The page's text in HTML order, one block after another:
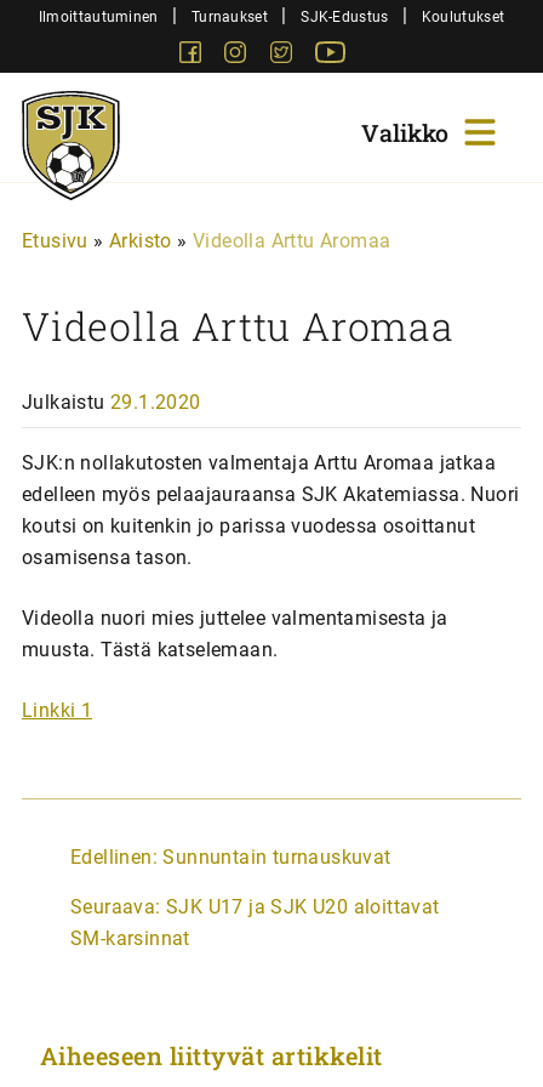
SiirryIlmoittautuminen | Turnaukset | SJK-Edustus | Koulutukset
FacebookInstagram
Twitter
Sjk-
Juniorit
Etusivu » Arkisto » Videolla Arttu Aromaa
Videolla Arttu Aromaa
Julkaistu 29.1.2020
SJK:n nollakutosten valmentaja Arttu Aromaa jatkaa
edelleen myös pelaajauraansa SJK Akatemiassa. Nuori
koutsi on kuitenkin jo parissa vuodessa osoittanut
osamisensa tason.
Videolla nuori mies juttelee valmentamisesta ja
muusta. Tästä katselemaan.
Linkki 1
A
t
i
e
Edellinen: Sunnuntain turnauskuvat
Seuraava: SJK U17 ja SJK U20 aloittavat
SM-karsinnat
Aiheeseen liittyvät artikkelit